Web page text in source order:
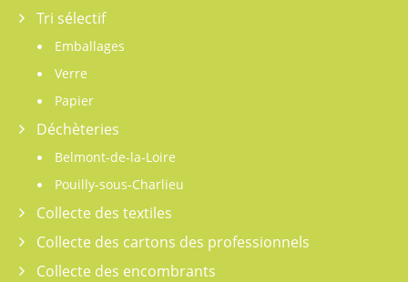
Tri sélectif
Emballages
Verre
Papier
Déchèteries
Belmont-de-la-Loire
Pouilly-sous-Charlieu
Collecte des textiles
Collecte des cartons des professionnels
Collecte des encombrants